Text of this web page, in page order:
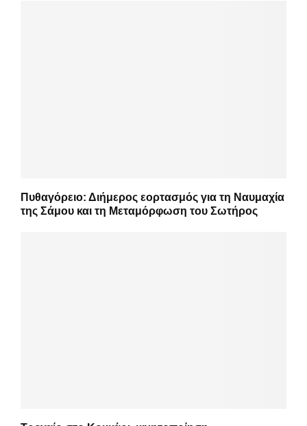
Πυθαγόρειο: Διήμερος εορτασμός για τη Ναυμαχία
της Σάμου και τη Μεταμόρφωση του Σωτήρος